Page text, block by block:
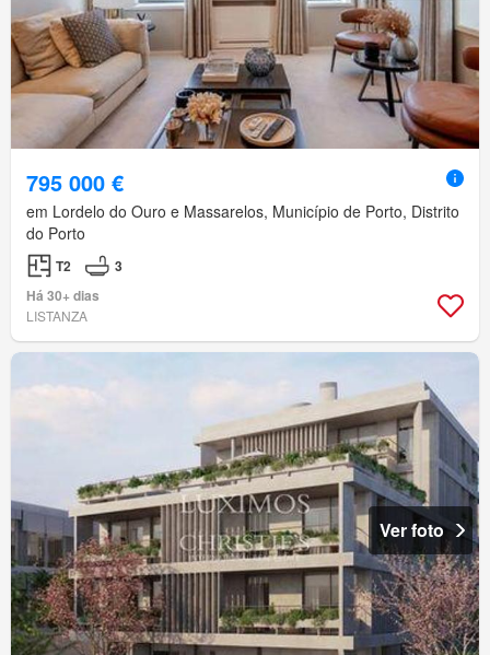
795 000 €
em Lordelo do Ouro e Massarelos, Município de Porto, Distrito
do Porto
T2
3
Há 30+ dias
LISTANZA
Ver foto